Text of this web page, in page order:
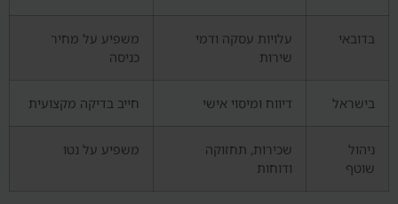
בדובאי
עלויות עסקה ודמי
שירות
משפיע על מחיר
כניסה
בישראל דיווח ומיסוי אישי חייב בדיקה מקצועית
ניהול
שוטף
שכירות, תחזוקה
ודוחות
משפיע על נטו